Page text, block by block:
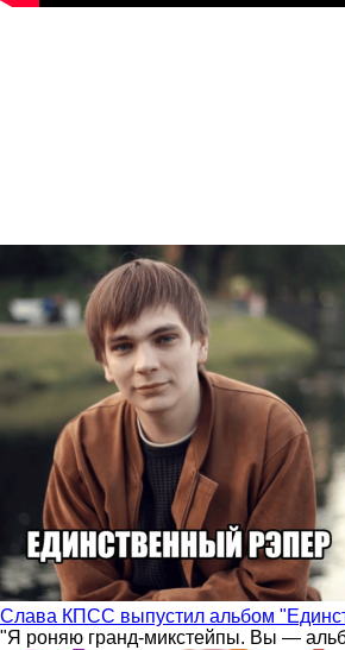
Слава КПСС выпустил альбом
"Я роняю гранд-микстейпы. Вы —